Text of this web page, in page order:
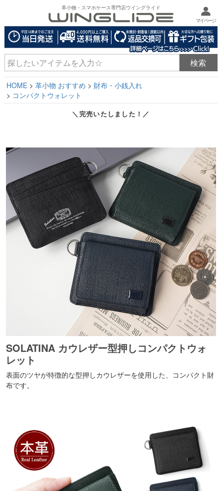
革小物・スマホケース専門店ウイングライド
マイページ
HOME 革小物 おすすめ
財布・小銭入れ
コンパクトウォレット
＼完売いたしました！／
SOLATINA カウレザー型押しコンパクトウォ
レット
表面のツヤが特徴的な型押しカウレザーを使用した、コンパクト財
布です。